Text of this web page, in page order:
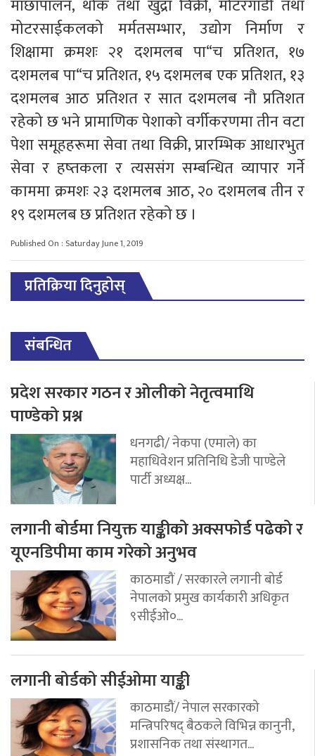
माछापालन, थोक तथा खुद्रा विक्री, मोटरगाडी तथा
मोटरसाईकलको मर्मतसम्भार, उद्योग निर्माण र
शिक्षामा क्रमशः २१ दशमलब पा“च प्रतिशत, १७
दशमलब पा“च प्रतिशत, १५ दशमलब एक प्रतिशत, १३
दशमलब आठ प्रतिशत र सात दशमलब नौ प्रतिशत
रहेको छ भने प्रामाणिक पेशाको वर्गीकरणमा तीन वटा
पेशा समूहहरूमा सेवा तथा विक्री, प्रारम्भिक आधारभुत
सेवा र हष्तकला र त्यससंग सम्बन्धित व्यापार गर्ने
काममा क्रमशः २३ दशमलब आठ, २० दशमलब तीन र
१९ दशमलब छ प्रतिशत रहेको छ ।
Published On : Saturday June 1, 2019
प्रतिक्रिया दिनुहोस्
संबन्धित
प्रदेश सरकार गठन र ओलीको नेतृत्वमाथि
पाण्डेको प्रश्न
धनगढी/ नेकपा (एमाले) का
महाधिवेशन प्रतिनिधि डेजी पाण्डेले
पार्टी अध्यक्ष...
लगानी बोर्डमा नियुक्त याङ्कीको अक्सफोर्ड पढेको र
यूएनडिपीमा काम गरेको अनुभव
काठमाडौं / सरकारले लगानी बोर्ड
नेपालको प्रमुख कार्यकारी अधिकृत
९सीईओ०...
लगानी बोर्डको सीईओमा याङ्की
काठमाडौं/ नेपाल सरकारको
मन्त्रिपरिषद् बैठकले विभिन्न कानुनी,
प्रशासनिक तथा संस्थागत...